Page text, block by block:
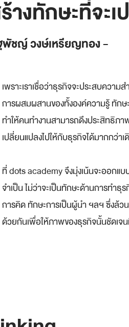
งทักษะที่จะ
ชญ์ วงษ์เหรียญทอง -
เพราะเราเชื่อว่าธุรกิจจะประสบความ
การผสมผสานของทั้งองค์ความรู้ ทัก
ทำให้คนทำงานสามารถดึงประสิทธิภ
เปลี่ยนแปลงไปให้กับธุรกิจได้มากกว่าเ
ที่ dots academy จึงมุ่งเน้นจะออก
จำเป็น ไม่ว่าจะเป็นทักษะด้านการทำ
การคิด ทักษะการเป็นผู้นำ ฯลฯ ซึ่งล้ว
ด้วยกันเพื่อให้ภาพของธุรกิจนั้นชัดเจ